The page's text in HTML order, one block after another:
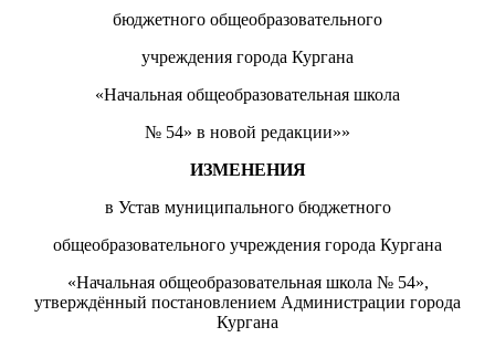
бюджетного общеобразовательного
учреждения города Кургана
«Начальная общеобразовательная школа
№ 54» в новой редакции»»
ИЗМЕНЕНИЯ
в Устав муниципального бюджетного
общеобразовательного учреждения города Кургана
«Начальная общеобразовательная школа № 54»,
утверждённый постановлением Администрации города
Кургана